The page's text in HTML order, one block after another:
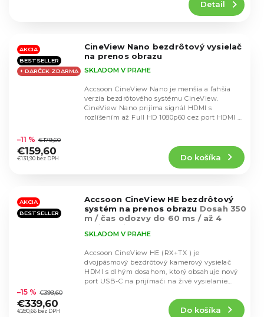
hviezdičiek.
Detail
AKCIA
BESTSELLER
+ DARČEK ZDARMA
CineView Nano bezdrôtový vysielač
na prenos obrazu
hodnotenie
produktu
je
hviezdičiek.
SKLADOM V PRAHE
€131,90 bez DPH
–11 % €179,60
€159,60
Do košíka
Accsoon CineView Nano je menšia a ľahšia
verzia bezdrôtového systému CineView.
CineView Nano prijíma signál HDMI s
rozlíšením až Full HD 1080p60 cez port HDMI a
AKCIA
BESTSELLER
Accsoon CineView HE bezdrôtový
systém na prenos obrazu Dosah 350
m / čas odozvy do 60 ms / až 4
zariadenia
hodnotenie
produktu
je
SKLADOM V PRAHE
€280,66 bez DPH
–15 % €399,60
€339,60
Do košíka
Accsoon CineView HE (RX+TX ) je
dvojpásmový bezdrôtový kamerový vysielač
HDMI s dlhým dosahom, ktorý obsahuje nový
port USB-C na prijímači na živé vysielanie